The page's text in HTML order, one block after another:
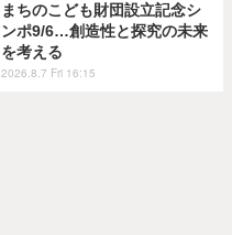
まちのこども財団設立記念シ
ンポ9/6…創造性と探究の未来
を考える
2026.8.7 Fri 16:15